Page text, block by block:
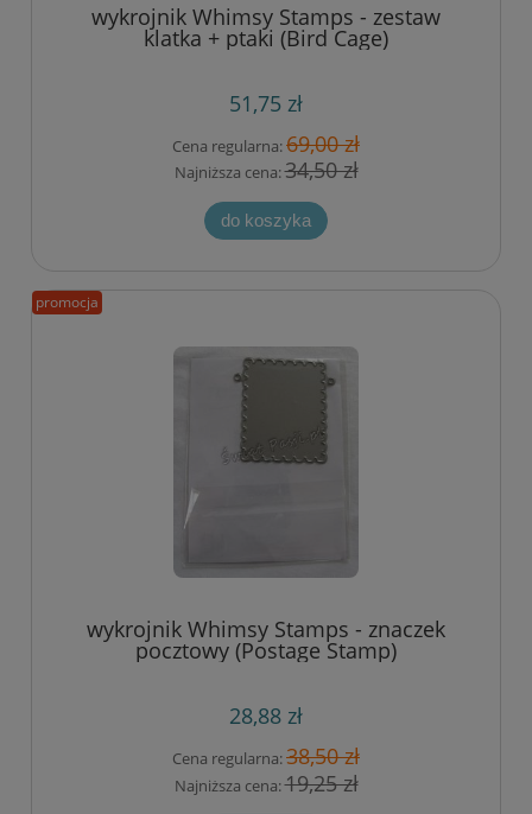
wykrojnik Whimsy Stamps - zestaw
klatka + ptaki (Bird Cage)
51,75 zł
Cena regularna:69,00 zł
Najniższa cena:34,50 zł
do koszyka
wykrojnik Whimsy Stamps - znaczek
pocztowy (Postage Stamp)
28,88 zł
Cena regularna:38,50 zł
Najniższa cena:19,25 zł
promocja